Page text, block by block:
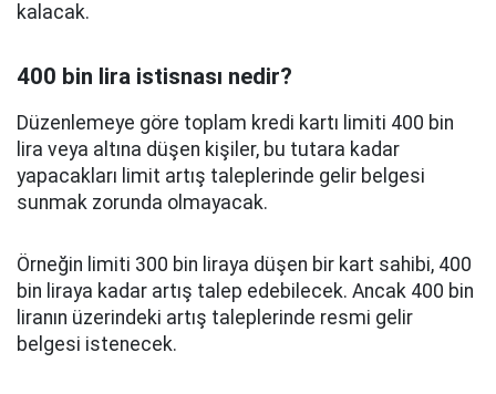
kalacak.
400 bin lira istisnası nedir?
Düzenlemeye göre toplam kredi kartı limiti 400 bin
lira veya altına düşen kişiler, bu tutara kadar
yapacakları limit artış taleplerinde gelir belgesi
sunmak zorunda olmayacak.
Örneğin limiti 300 bin liraya düşen bir kart sahibi, 400
bin liraya kadar artış talep edebilecek. Ancak 400 bin
liranın üzerindeki artış taleplerinde resmi gelir
belgesi istenecek.